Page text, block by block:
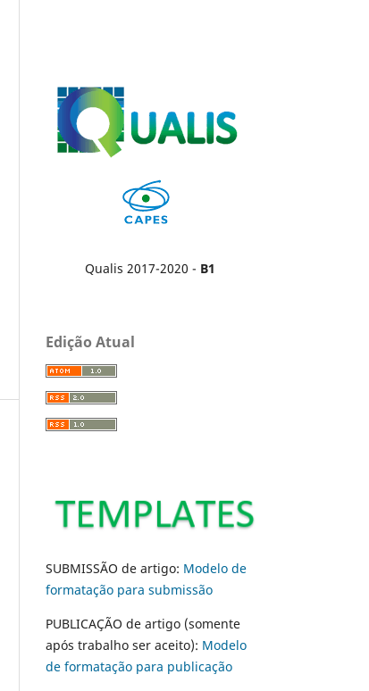
Qualis 2017-2020 - B1
Edição Atual
SUBMISSÃO de artigo: Modelo de
formatação para submissão
PUBLICAÇÃO de artigo (somente
após trabalho ser aceito): Modelo
de formatação para publicação